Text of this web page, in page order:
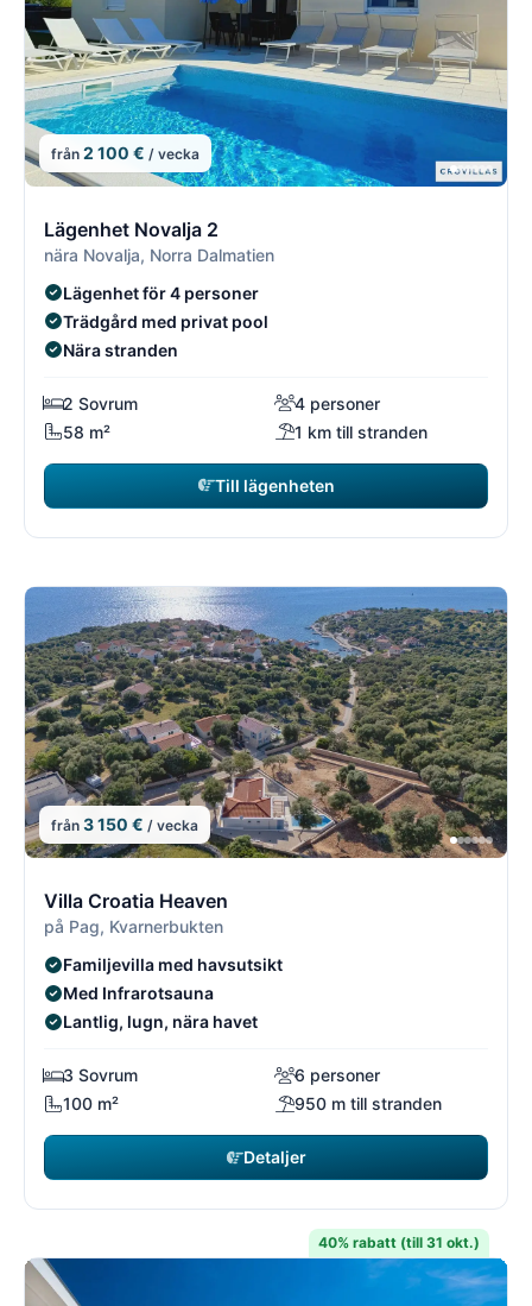
från 2 100 € / vecka
Lägenhet Novalja 2
nära Novalja, Norra Dalmatien
Lägenhet för 4 personer
Trädgård med privat pool
Nära stranden
2 Sovrum
4 personer
58 m²
1 km till stranden
Till lägenheten
från 3 150 € / vecka
Villa Croatia Heaven
på Pag, Kvarnerbukten
Familjevilla med havsutsikt
Med Infrarotsauna
Lantlig, lugn, nära havet
3 Sovrum
6 personer
100 m²
950 m till stranden
Detaljer
40% rabatt (till 31 okt.)